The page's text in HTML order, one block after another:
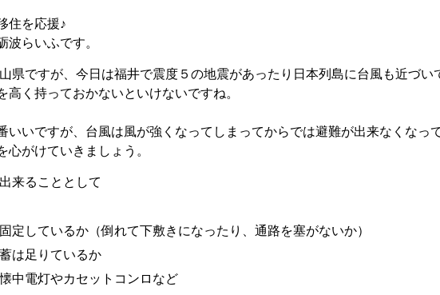
住を応援♪
波らいふです。
県ですが、今日は福井で震度５の地震があったり日本列島に台風も近づい
高く持っておかないといけないですね。
いいですが、台風は風が強くなってしまってからでは避難が出来なくなっ
心がけていきましょう。
来ることとして
定しているか（倒れて下敷きになったり、通路を塞がないか）
は足りているか
中電灯やカセットコンロなど